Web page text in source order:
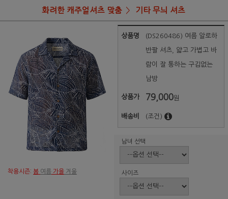
화려한 캐주얼셔츠 맞춤 기타 무늬 셔츠
착용시즌: 봄 여름 가을 겨울
상품명 (DS260486) 여름 알로하
반팔 셔츠, 얇고 가볍고 바
람이 잘 통하는 구김없는
남방
상품가 79,000원
배송비 (조건)
남녀 선택
사이즈